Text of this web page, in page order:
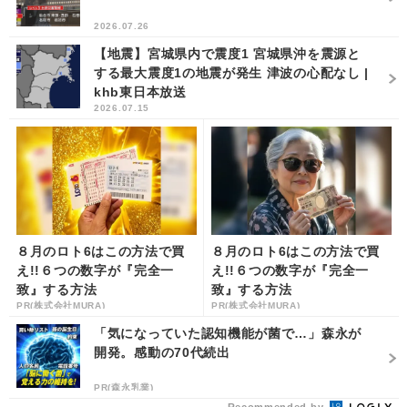
2026.07.26
【地震】宮城県内で震度1 宮城県沖を震源と
する最大震度1の地震が発生 津波の心配なし |
khb東日本放送
2026.07.15
８月のロト6はこの方法で買
え!!６つの数字が『完全一
致』する方法
PR(株式会社MURA)
８月のロト6はこの方法で買
え!!６つの数字が『完全一
致』する方法
PR(株式会社MURA)
「気になっていた認知機能が菌で…」森永が
開発。感動の70代続出
PR(森永乳業)